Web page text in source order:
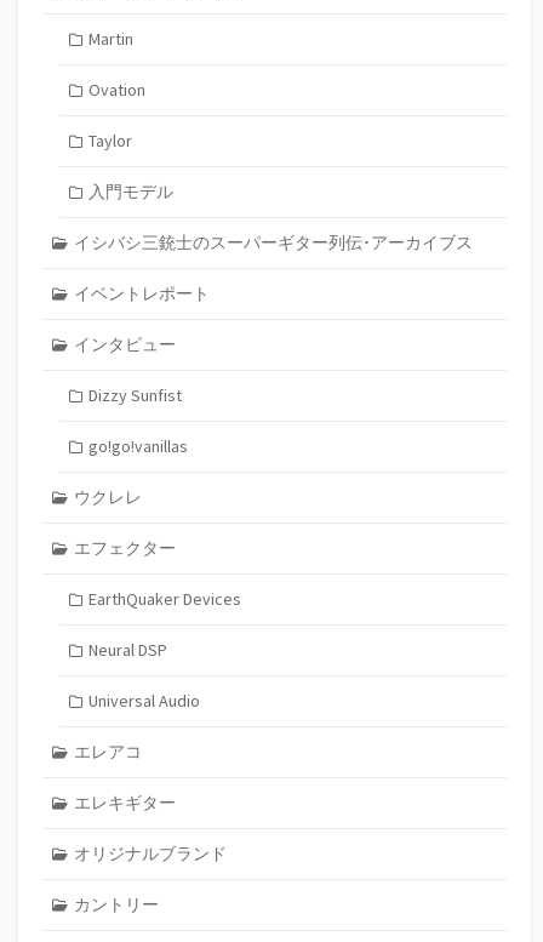
Martin
Ovation
Taylor
入門モデル
イシバシ三銃士のスーパーギター列伝･アーカイブス
イベントレポート
インタビュー
Dizzy Sunfist
go!go!vanillas
ウクレレ
エフェクター
EarthQuaker Devices
Neural DSP
Universal Audio
エレアコ
エレキギター
オリジナルブランド
カントリー